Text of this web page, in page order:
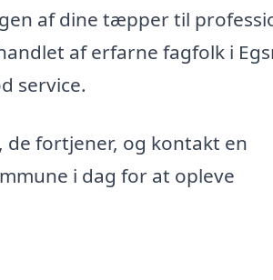
af dine tæpper til
af erfarne fagfolk i
service.
fortjener, og kontakt en
i dag for at opleve